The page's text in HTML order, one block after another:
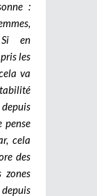
:
en
les
va
pense
cela
des